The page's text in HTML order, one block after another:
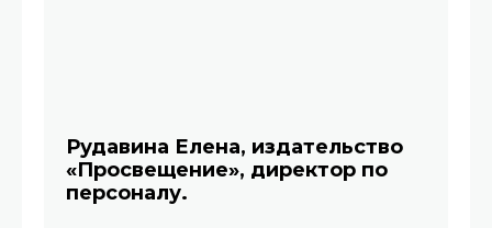
Рудавина Елена, издательство
«Просвещение», директор по
персоналу.